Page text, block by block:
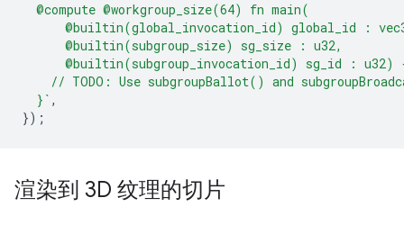
  @compute @workgroup_size(64) fn main(
@builtin(global_invocation_id) global_id :
      @builtin(subgroup_size) sg_size : u32,
@builtin(subgroup_invocation_id) sg_id : u32)
// TODO: Use subgroupBallot() and
  }`
,
});
渲染到 3D 纹理的切片